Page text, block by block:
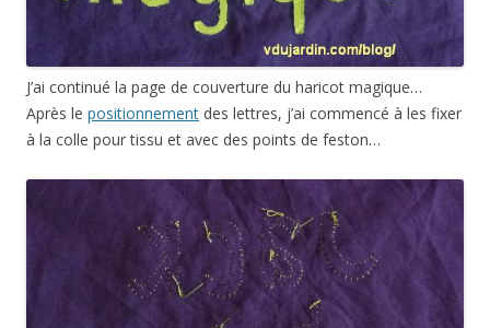
J’ai continué la page de couverture du haricot magique…
Après le positionnement des lettres, j’ai commencé à les fixer
à la colle pour tissu et avec des points de feston…